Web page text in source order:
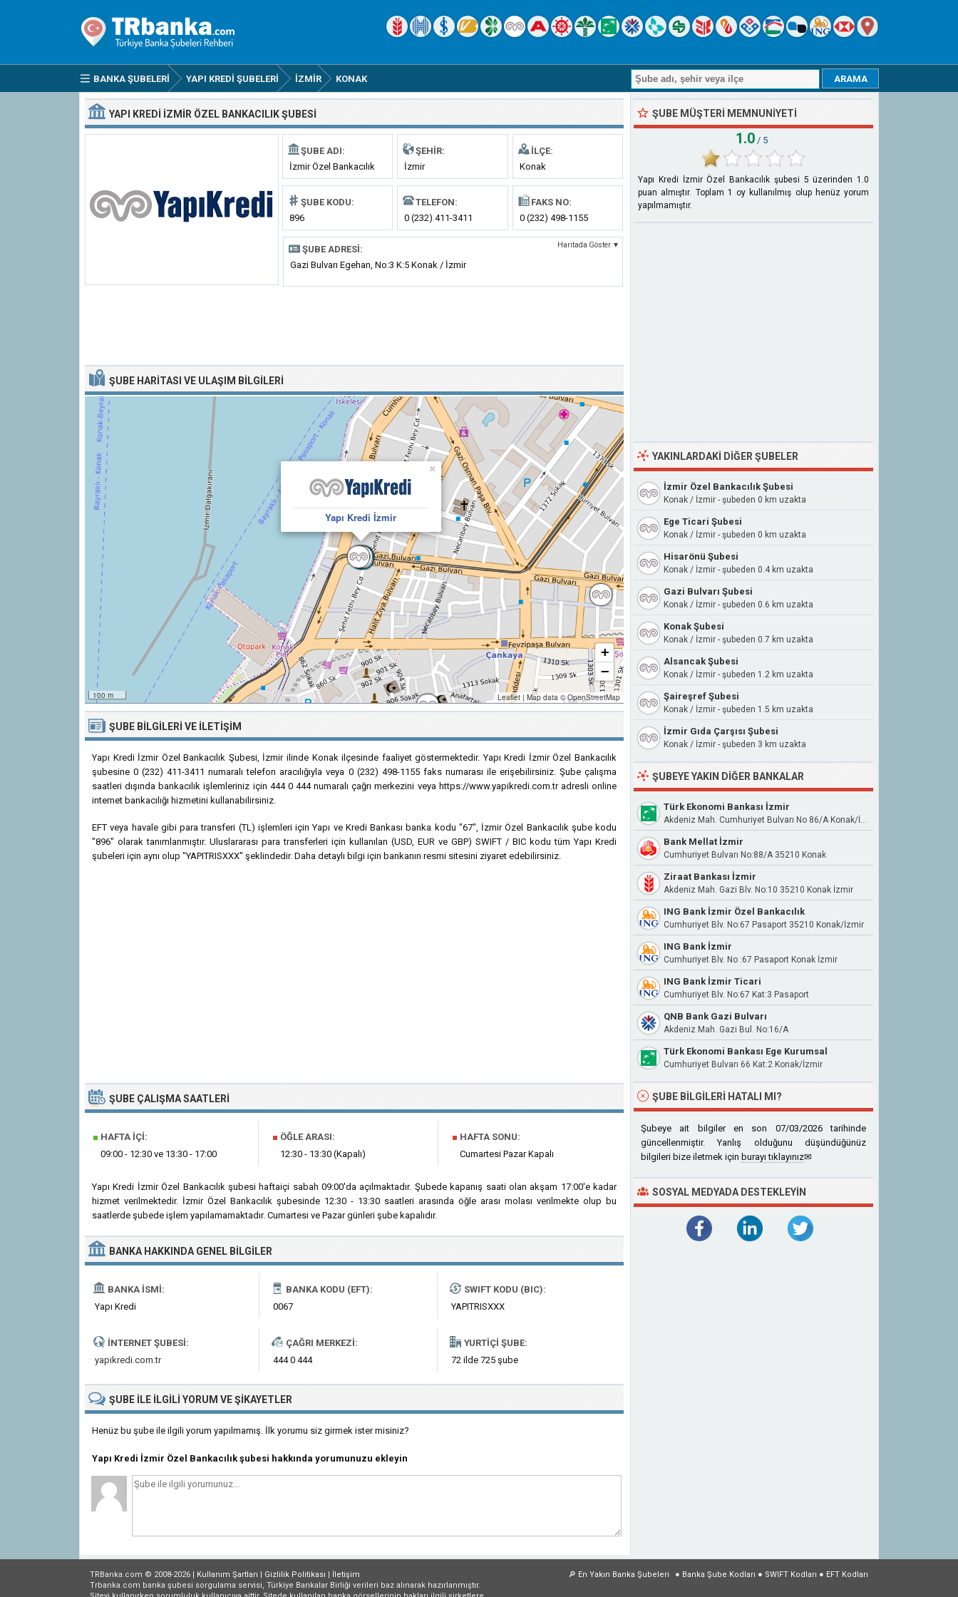
BANKA ŞUBELERI YAPI KREDI ŞUBELERI İZMIR KONAK
YAPI KREDI İZMIR ÖZEL BANKACILIK ŞUBESI
ŞUBE ADI:
İzmir Özel Bankacılık
ŞEHIR:
İzmir
İLÇE:
Konak
ŞUBE KODU:
896
TELEFON:
0 (232) 411-3411
FAKS NO:
0 (232) 498-1155
ŞUBE ADRESI: Haritada Göster ▼
Gazi Bulvarı Egehan, No:3 K:5 Konak / İzmir
ŞUBE HARITASI VE ULAŞIM BILGILERI
Yapı Kredi İzmir
×
100 m
+
−
Leaflet | Map data ©OpenStreetMap
ŞUBE BILGILERI VE İLETIŞIM
Yapı Kredi İzmir Özel Bankacılık Şubesi, İzmir ilinde Konak ilçesinde faaliyet göstermektedir. Yapı Kredi İzmir Özel Bankacılık
şubesine 0 (232) 411-3411 numaralı telefon aracılığıyla veya 0 (232) 498-1155 faks numarası ile erişebilirsiniz. Şube çalışma
saatleri dışında bankacılık işlemleriniz için 444 0 444 numaralı çağrı merkezini veya https://www.yapikredi.com.tr adresli online
internet bankacılığı hizmetini kullanabilirsiniz.
EFT veya havale gibi para transferi (TL) işlemleri için Yapı ve Kredi Bankası banka kodu "67", İzmir Özel Bankacılık şube kodu
"896" olarak tanımlanmıştır. Uluslararası para transferleri için kullanılan (USD, EUR ve GBP) SWIFT / BIC kodu tüm Yapı Kredi
şubeleri için aynı olup "YAPITRISXXX" şeklindedir. Daha detaylı bilgi için bankanın resmi sitesini ziyaret edebilirsiniz.
ŞUBE ÇALIŞMA SAATLERI
■ HAFTA İÇI:
09:00 - 12:30 ve 13:30 - 17:00
■ ÖĞLE ARASI:
12:30 - 13:30 (Kapalı)
■ HAFTA SONU:
Cumartesi Pazar Kapalı
Yapı Kredi İzmir Özel Bankacılık şubesi haftaiçi sabah 09:00'da açılmaktadır. Şubede kapanış saati olan akşam 17:00'e kadar
hizmet verilmektedir. İzmir Özel Bankacılık şubesinde 12:30 - 13:30 saatleri arasında öğle arası molası verilmekte olup bu
saatlerde şubede işlem yapılamamaktadır. Cumartesi ve Pazar günleri şube kapalıdır.
BANKA HAKKINDA GENEL BILGILER
BANKA İSMI:
Yapı Kredi
BANKA KODU (EFT):
0067
SWIFT KODU (BIC):
YAPITRISXXX
İNTERNET ŞUBESI:
yapikredi.com.tr
ÇAĞRI MERKEZI:
444 0 444
YURTIÇI ŞUBE:
72 ilde 725 şube
ŞUBE ILE İLGILIYORUM VE ŞIKAYETLER
Henüz bu şube ile ilgili yorum yapılmamış. İlk yorumu siz girmek ister misiniz?
Yapı Kredi İzmir Özel Bankacılık şubesi hakkında yorumunuzu ekleyin
ŞUBE MÜŞTERI MEMNUNIYETI
1.0 / 5
Yapı Kredi İzmir Özel Bankacılık şubesi 5 üzerinden 1.0
puan almıştır. Toplam 1
oy kullanılmış olup henüz yorum
yapılmamıştır.
YAKINLARDAKI DIĞER ŞUBELER
İzmir Özel Bankacılık Şubesi
Konak / İzmir - şubeden 0 km uzakta
Ege Ticari Şubesi
Konak / İzmir - şubeden 0 km uzakta
Hisarönü Şubesi
Konak / İzmir - şubeden 0.4 km uzakta
Gazi Bulvarı Şubesi
Konak / İzmir - şubeden 0.6 km uzakta
Konak Şubesi
Konak / İzmir - şubeden 0.7 km uzakta
Alsancak Şubesi
Konak / İzmir - şubeden 1.2 km uzakta
Şaireşref Şubesi
Konak / İzmir - şubeden 1.5 km uzakta
İzmir Gıda Çarşısı Şubesi
Konak / İzmir - şubeden 3 km uzakta
ŞUBEYE YAKIN DIĞER BANKALAR
Türk Ekonomi Bankası İzmir
Akdeniz Mah. Cumhuriyet Bulvarı No 86/A Konak/İzmir
Bank Mellat İzmir
Cumhuriyet Bulvarı No:88/A 35210 Konak
Ziraat Bankası İzmir
Akdeniz Mah. Gazi Blv. No:10 35210 Konak İzmir
ING Bank İzmir Özel Bankacılık
Cumhuriyet Blv. No:67 Pasaport 35210 Konak/İzmir
ING Bank İzmir
Cumhuriyet Blv. No :67 Pasaport Konak İzmir
ING Bank İzmir Ticari
Cumhuriyet Blv. No:67 Kat:3 Pasaport
QNB Bank Gazi Bulvarı
Akdeniz Mah. Gazi Bul. No:16/A
Türk Ekonomi Bankası Ege Kurumsal
Cumhuriyet Bulvarı 66 Kat:2 Konak/İzmir
ŞUBE BILGILERI HATALI MI?
Şubeye ait bilgiler en son 07/03/2026 tarihinde
güncellenmiştir. Yanlış olduğunu düşündüğünüz
bilgileri bize iletmek için burayı tıklayınız✉
SOSYAL MEDYADA DESTEKLEYIN
● Banka Şube Kodları ● SWIFT Kodları ● EFT Kodları
🔎 En Yakın Banka Şubeleri
TRBanka.com © 2008-2026 | Kullanım Şartları | Gizlilik Politikası | İletişim
Trbanka.com banka şubesi sorgulama servisi, Türkiye Bankalar Birliği verileri baz alınarak hazırlanmıştır.